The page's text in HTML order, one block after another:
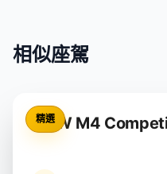
相似座駕
精選
BMW M4